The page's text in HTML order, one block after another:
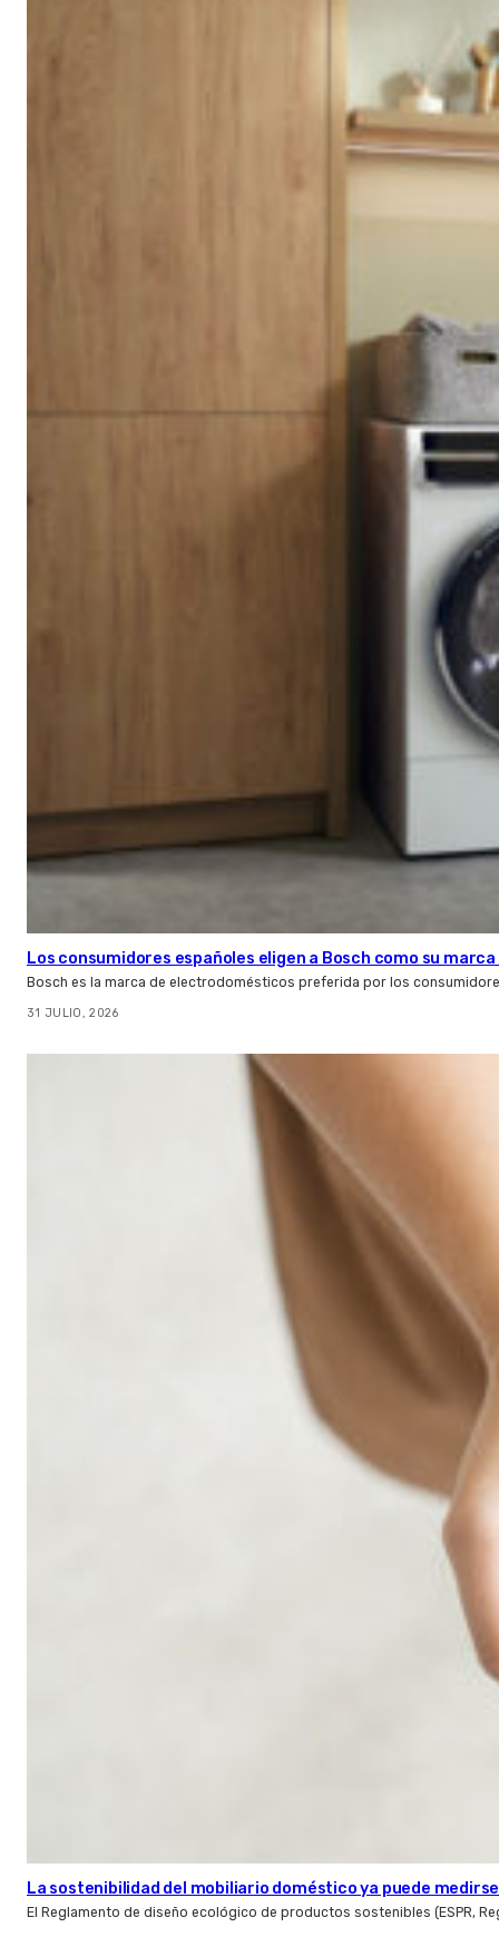
Los consumidores españoles eligen a Bosch como su
Bosch es la marca de electrodomésticos preferida por los
31 JULIO, 2026
La sostenibilidad del mobiliario doméstico ya puede
El Reglamento de diseño ecológico de productos sostenibles (ESPR,